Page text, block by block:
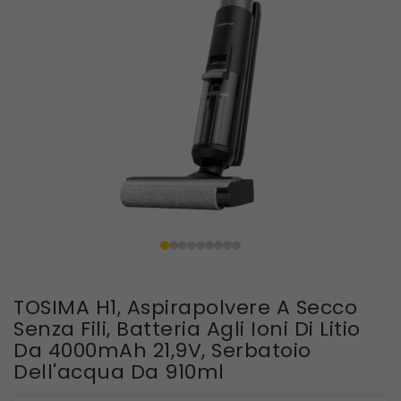
TOSIMA H1, Aspirapolvere A Secco
Senza Fili, Batteria Agli Ioni Di Litio
Da 4000mAh 21,9V, Serbatoio
Dell'acqua Da 910ml